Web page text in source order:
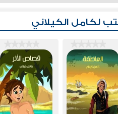
لكامل الكيلاني